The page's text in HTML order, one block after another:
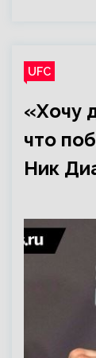
UFC
«Хочу
что
Ник